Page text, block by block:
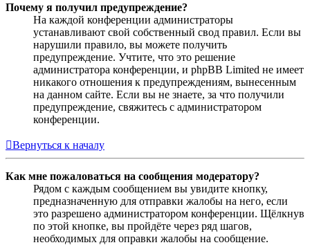
Почему я получил предупреждение?
На каждой конференции администраторы
устанавливают свой собственный свод правил. Если вы
нарушили правило, вы можете получить
предупреждение. Учтите, что это решение
администратора конференции, и phpBB Limited не имеет
никакого отношения к предупреждениям, вынесенным
на данном сайте. Если вы не знаете, за что получили
предупреждение, свяжитесь с администратором
конференции.
Вернуться к началу
Как мне пожаловаться на сообщения модератору?
Рядом с каждым сообщением вы увидите кнопку,
предназначенную для отправки жалобы на него, если
это разрешено администратором конференции. Щёлкнув
по этой кнопке, вы пройдёте через ряд шагов,
необходимых для оправки жалобы на сообщение.